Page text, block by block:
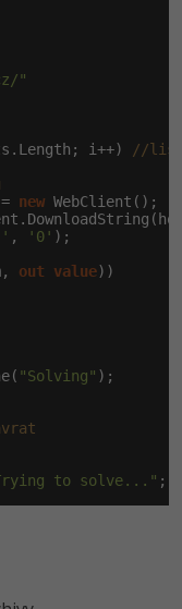
"
i++)
//
new WebClient();
, '0' );
out value))
"Solving" );
to solve..." ;